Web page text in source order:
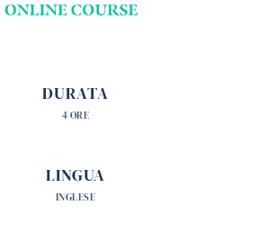
DURATA
4 ORE
LINGUA
INGLESE